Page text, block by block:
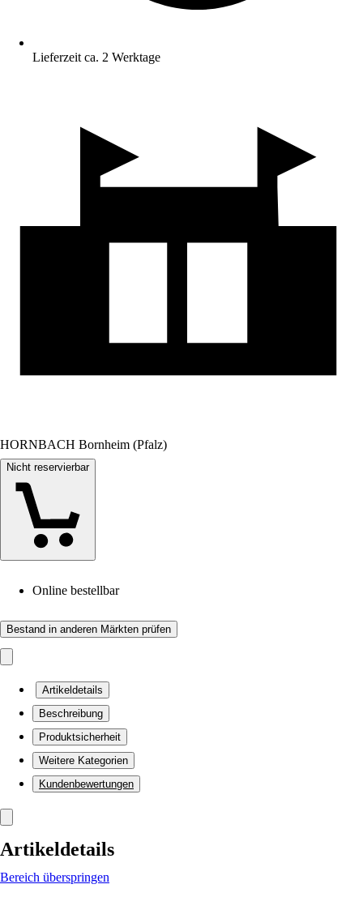
Lieferzeit ca. 2 Werktage
HORNBACH Bornheim (Pfalz)
Nicht reservierbar
Online bestellbar
Bestand in anderen Märkten prüfen
Artikeldetails
Beschreibung
Produktsicherheit
Weitere Kategorien
Kundenbewertungen
Artikeldetails
Bereich überspringen